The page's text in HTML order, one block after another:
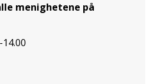
menighetene på